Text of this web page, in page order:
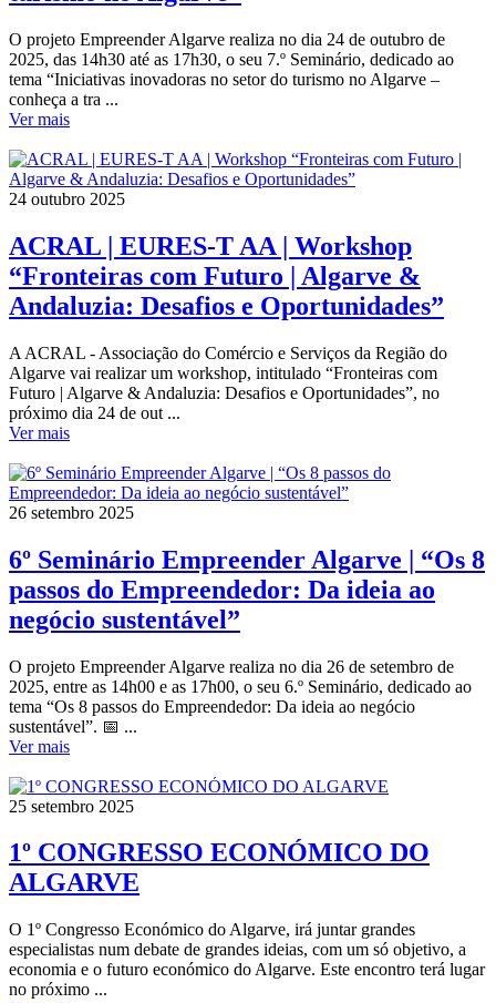
O projeto Empreender Algarve realiza no dia 24 de outubro de
2025, das 14h30 até as 17h30, o seu 7.º Seminário, dedicado ao
tema “Iniciativas inovadoras no setor do turismo no Algarve –
conheça a tra ...
Ver mais
24 outubro 2025
ACRAL | EURES-T AA | Workshop
“Fronteiras com Futuro | Algarve &
Andaluzia: Desafios e Oportunidades”
A ACRAL - Associação do Comércio e Serviços da Região do
Algarve vai realizar um workshop, intitulado “Fronteiras com
Futuro | Algarve & Andaluzia: Desafios e Oportunidades”, no
próximo dia 24 de out ...
Ver mais
26 setembro 2025
6º Seminário Empreender Algarve | “Os 8
passos do Empreendedor: Da ideia ao
negócio sustentável”
O projeto Empreender Algarve realiza no dia 26 de setembro de
2025, entre as 14h00 e as 17h00, o seu 6.º Seminário, dedicado ao
tema “Os 8 passos do Empreendedor: Da ideia ao negócio
sustentável”. 📅 ...
Ver mais
25 setembro 2025
1º CONGRESSO ECONÓMICO DO
ALGARVE
O 1º Congresso Económico do Algarve, irá juntar grandes
especialistas num debate de grandes ideias, com um só objetivo, a
economia e o futuro económico do Algarve. Este encontro terá lugar
no próximo ...